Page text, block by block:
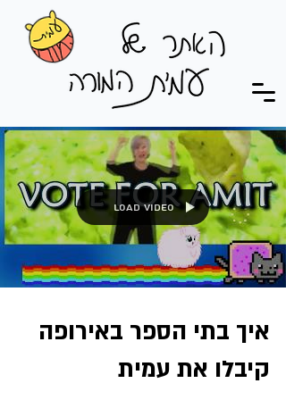
Load video
איך בתי הספר באירופה
קיבלו את עמית